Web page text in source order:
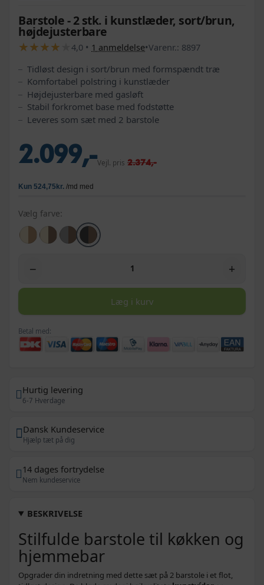
Barstole - 2 stk. i kunstlæder, sort/brun,
højdejusterbare
★
★★
★★
★★
★ 4,0 • 1 anmeldelse•Varenr.: 8897
Tidløst design i sort/brun med formspændt træ
Komfortabel polstring i kunstlæder
Højdejusterbare med gasløft
Stabil forkromet base med fodstøtte
Leveres som sæt med 2 barstole
2.099,-Vejl. pris 2.374,-
Vælg farve:
− +
Læg i kurv
Betal med:
Hurtig levering
6-7 Hverdage
Dansk Kundeservice
Hjælp tæt på dig
14 dages fortrydelse
Nem kundeservice
BESKRIVELSE
Stilfulde barstole til køkken og
hjemmebar
Opgrader din indretning med dette sæt på 2 barstole i et flot,